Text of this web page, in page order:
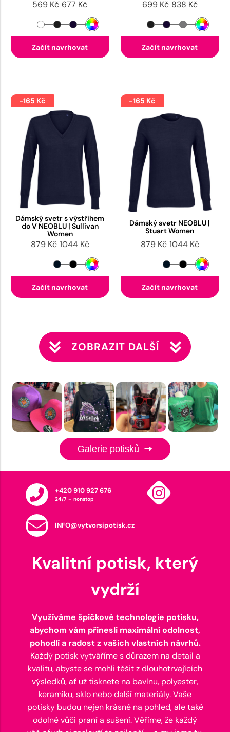
569 Kč 677 Kč
Začít navrhovat
699 Kč 838 Kč
Začít navrhovat
-165 Kč
Dámský svetr s výstřihem
do V NEOBLU | Sullivan
Women
879 Kč 1044 Kč
Začít navrhovat
-165 Kč
Dámský svetr NEOBLU |
Stuart Women
879 Kč 1044 Kč
Začít navrhovat
ZOBRAZIT DALŠÍ
Galerie potisků
+420 910 927 676
24/7 - nonstop
INFO@vytvorsipotisk.cz
Kvalitní potisk, který
vydrží
Využíváme špičkové technologie potisku,
abychom vám přinesli maximální odolnost,
pohodlí a radost z vašich vlastních návrhů.
Každý potisk vytváříme s důrazem na detail a
kvalitu, abyste se mohli těšit z dlouhotrvajících
výsledků, ať už tisknete na bavlnu, polyester,
keramiku, sklo nebo další materiály. Vaše
potisky budou nejen krásné na pohled, ale také
odolné vůči praní a sušení. Věříme, že každý